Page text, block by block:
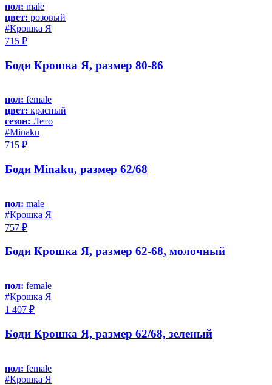
пол: male
цвет: розовый
#Крошка Я
715 ₽
Боди Крошка Я, размер 80-86
пол: female
цвет: красный
сезон: Лето
#Minaku
715 ₽
Боди Minaku, размер 62/68
пол: male
#Крошка Я
757 ₽
Боди Крошка Я, размер 62-68, молочный
пол: female
#Крошка Я
1 407 ₽
Боди Крошка Я, размер 62/68, зелeный
пол: female
#Крошка Я